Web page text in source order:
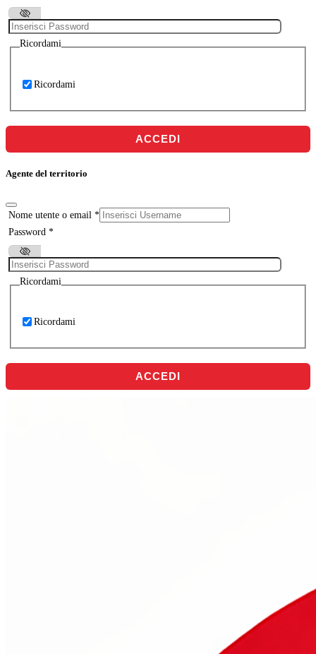
Ricordami
Ricordami
ACCEDI
Agente del territorio
Nome utente o email *
Password *
Ricordami
Ricordami
ACCEDI